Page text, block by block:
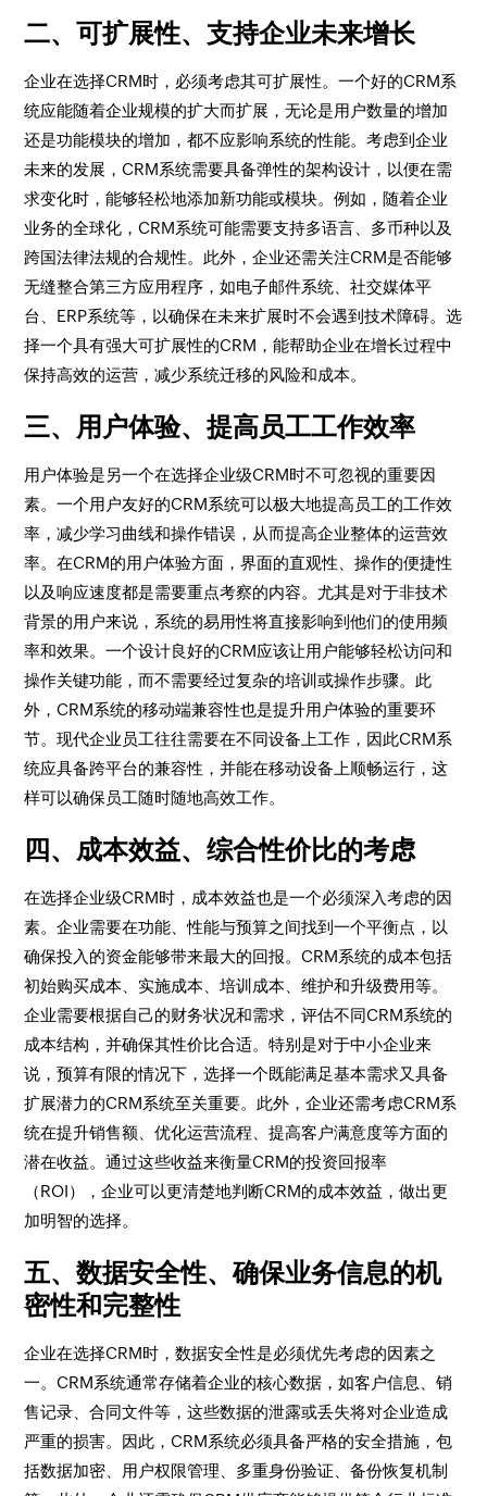
二、可扩展性、支持企业未来增长
企业在选择CRM时，必须考虑其可扩展性。一个好的CRM系
统应能随着企业规模的扩大而扩展，无论是用户数量的增加
还是功能模块的增加，都不应影响系统的性能。考虑到企业
未来的发展，CRM系统需要具备弹性的架构设计，以便在需
求变化时，能够轻松地添加新功能或模块。例如，随着企业
业务的全球化，CRM系统可能需要支持多语言、多币种以及
跨国法律法规的合规性。此外，企业还需关注CRM是否能够
无缝整合第三方应用程序，如电子邮件系统、社交媒体平
台、ERP系统等，以确保在未来扩展时不会遇到技术障碍。选
择一个具有强大可扩展性的CRM，能帮助企业在增长过程中
保持高效的运营，减少系统迁移的风险和成本。
三、用户体验、提高员工工作效率
用户体验是另一个在选择企业级CRM时不可忽视的重要因
素。一个用户友好的CRM系统可以极大地提高员工的工作效
率，减少学习曲线和操作错误，从而提高企业整体的运营效
率。在CRM的用户体验方面，界面的直观性、操作的便捷性
以及响应速度都是需要重点考察的内容。尤其是对于非技术
背景的用户来说，系统的易用性将直接影响到他们的使用频
率和效果。一个设计良好的CRM应该让用户能够轻松访问和
操作关键功能，而不需要经过复杂的培训或操作步骤。此
外，CRM系统的移动端兼容性也是提升用户体验的重要环
节。现代企业员工往往需要在不同设备上工作，因此CRM系
统应具备跨平台的兼容性，并能在移动设备上顺畅运行，这
样可以确保员工随时随地高效工作。
四、成本效益、综合性价比的考虑
在选择企业级CRM时，成本效益也是一个必须深入考虑的因
素。企业需要在功能、性能与预算之间找到一个平衡点，以
确保投入的资金能够带来最大的回报。CRM系统的成本包括
初始购买成本、实施成本、培训成本、维护和升级费用等。
企业需要根据自己的财务状况和需求，评估不同CRM系统的
成本结构，并确保其性价比合适。特别是对于中小企业来
说，预算有限的情况下，选择一个既能满足基本需求又具备
扩展潜力的CRM系统至关重要。此外，企业还需考虑CRM系
统在提升销售额、优化运营流程、提高客户满意度等方面的
潜在收益。通过这些收益来衡量CRM的投资回报率
（ROI），企业可以更清楚地判断CRM的成本效益，做出更
加明智的选择。
五、数据安全性、确保业务信息的机
密性和完整性
企业在选择CRM时，数据安全性是必须优先考虑的因素之
一。CRM系统通常存储着企业的核心数据，如客户信息、销
售记录、合同文件等，这些数据的泄露或丢失将对企业造成
严重的损害。因此，CRM系统必须具备严格的安全措施，包
括数据加密、用户权限管理、多重身份验证、备份恢复机制